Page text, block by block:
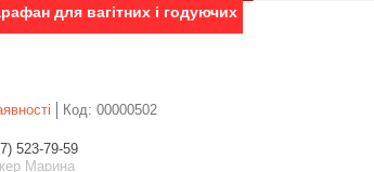
для вагітних і годуючих
Код: 00000502
523-79-59
Марина